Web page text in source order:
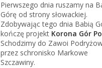
Pierwszego dnia ruszamy na
Górę od strony słowackiej.
Zdobywając tego dnia Babią
kończę projekt Korona Gór
Schodzimy do Zawoi
przez schronisko Markowe
Szczawiny.